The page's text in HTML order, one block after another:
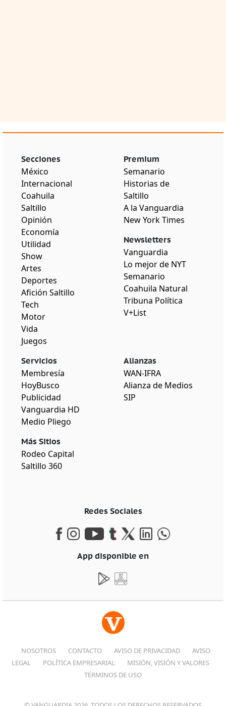
Secciones
México
Internacional
Coahuila
Saltillo
Opinión
Economía
Utilidad
Show
Artes
Deportes
Afición Saltillo
Tech
Motor
Vida
Juegos
Premium
Semanario
Historias de
Saltillo
A la Vanguardia
New York Times
Newsletters
Vanguardia
Lo mejor de NYT
Semanario
Coahuila Natural
Tribuna Política
V+List
Servicios
Membresía
HoyBusco
Publicidad
Vanguardia HD
Medio Pliego
Más Sitios
Rodeo Capital
Saltillo 360
Alianzas
WAN-IFRA
Alianza de Medios
SIP
Redes Sociales
App disponible en
NOSOTROS CONTACTO AVISO DE PRIVACIDAD
AVISO
LEGAL
POLÍTICA EMPRESARIAL
MISIÓN, VISIÓN Y VALORES
TÉRMINOS DE USO